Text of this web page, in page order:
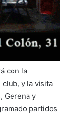
con la
y la visita
Gerena y
partidos